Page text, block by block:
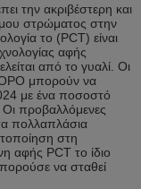
την ακριβέστερη και
στρώματος στην
το (PCT) είναι
αφής
από το γυαλί. Οι
μπορούν να
με ένα ποσοστό
προβαλλόμενες
πολλαπλάσια
στη
αφής PCT το ίδιο
να σταθεί